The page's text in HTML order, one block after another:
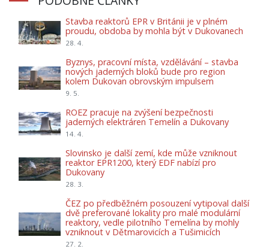
Stavba reaktorů EPR v Británii je v plném
proudu, obdoba by mohla být v Dukovanech
28. 4.
Byznys, pracovní místa, vzdělávání – stavba
nových jaderných bloků bude pro region
kolem Dukovan obrovským impulsem
9. 5.
ROEZ pracuje na zvýšení bezpečnosti
jaderných elektráren Temelín a Dukovany
14. 4.
Slovinsko je další zemí, kde může vzniknout
reaktor EPR1200, který EDF nabízí pro
Dukovany
28. 3.
ČEZ po předběžném posouzení vytipoval další
dvě preferované lokality pro malé modulární
reaktory, vedle pilotního Temelína by mohly
vzniknout v Dětmarovicích a Tušimicích
27. 2.